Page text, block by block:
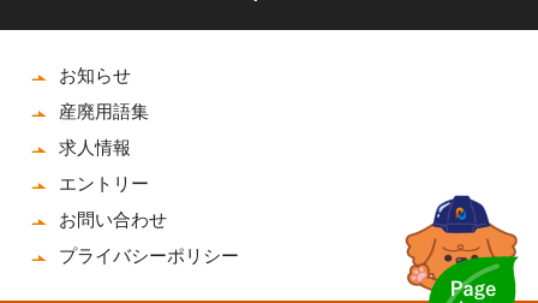
お知らせ
産廃用語集
求人情報
エントリー
お問い合わせ
プライバシーポリシー